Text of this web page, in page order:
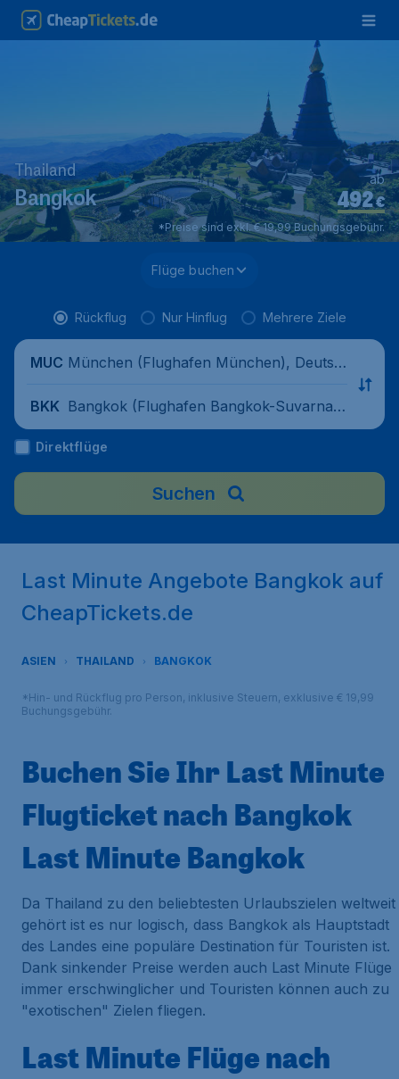
Thailand
Bangkok €
492
ab
*Preise sind exkl. € 19,99 Buchungsgebühr.
Flüge buchen
Rückflug Nur Hinflug Mehrere Ziele
MUC München (Flughafen München), Deutsc
BKK Bangkok (Flughafen Bangkok-Suvarnab
humi), Thailand
Direktflüge
Suchen
Last Minute Angebote Bangkok auf
CheapTickets.de
ASIEN THAILAND BANGKOK
*Hin- und Rückflug pro Person, inklusive Steuern, exklusive € 19,99
Buchungsgebühr.
Buchen Sie Ihr Last Minute
Flugticket nach Bangkok
Last Minute Bangkok
Da Thailand zu den beliebtesten Urlaubszielen weltweit
gehört ist es nur logisch, dass Bangkok als Hauptstadt
des Landes eine populäre Destination für Touristen ist.
Dank sinkender Preise werden auch Last Minute Flüge
immer erschwinglicher und Touristen können auch zu
"exotischen" Zielen fliegen.
Last Minute Flüge nach